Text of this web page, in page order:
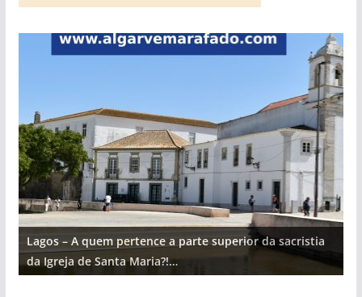
Lagos – A quem pertence a parte superior da sacristia
da Igreja de Santa Maria?!…